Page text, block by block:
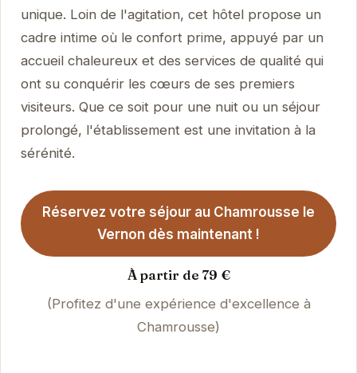
unique. Loin de l'agitation, cet hôtel propose un
cadre intime où le confort prime, appuyé par un
accueil chaleureux et des services de qualité qui
ont su conquérir les cœurs de ses premiers
visiteurs. Que ce soit pour une nuit ou un séjour
prolongé, l'établissement est une invitation à la
sérénité.
Réservez votre séjour au Chamrousse le
Vernon dès maintenant !
À partir de 79 €
(Profitez d'une expérience d'excellence à
Chamrousse)